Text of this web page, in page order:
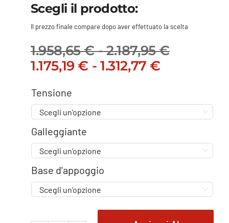
Scegli il prodotto:
Il prezzo finale compare dopo aver effettuato la scelta
1.958,65€ - 2.187,95€
1.958,65
2.187,95
Il
originale
era:
1.958,65 €
-
2.187,95 €Fascia
di
prezzo:
da
1.175,19€ - 1.312,77€
da
1.175,19 €
1.312,77 €
è:
1.175,19 €
1.312,77
prezzo:
da
1.175,19 €
Tensione

Galleggiante

Base d'appoggio
